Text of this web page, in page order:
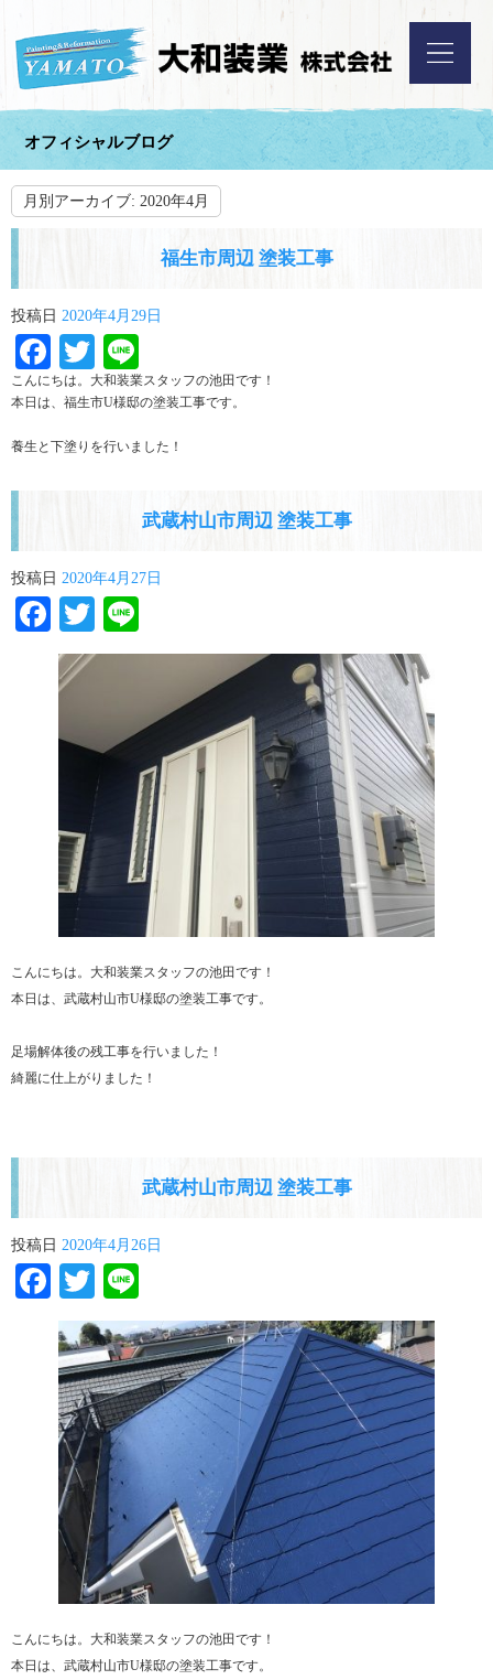
オフィシャルブログ
月別アーカイブ: 2020年4月
福生市周辺 塗装工事
投稿日 2020年4月29日
Facebook
Twitter
こんにちは。大和装業スタッフの池田です！
本日は、福生市U様邸の塗装工事です。
養生と下塗りを行いました！
武蔵村山市周辺 塗装工事
投稿日 2020年4月27日
Facebook
Twitter
こんにちは。大和装業スタッフの池田です！
本日は、武蔵村山市U様邸の塗装工事です。
足場解体後の残工事を行いました！
綺麗に仕上がりました！
武蔵村山市周辺 塗装工事
投稿日 2020年4月26日
Facebook
Twitter
こんにちは。大和装業スタッフの池田です！
本日は、武蔵村山市U様邸の塗装工事です。